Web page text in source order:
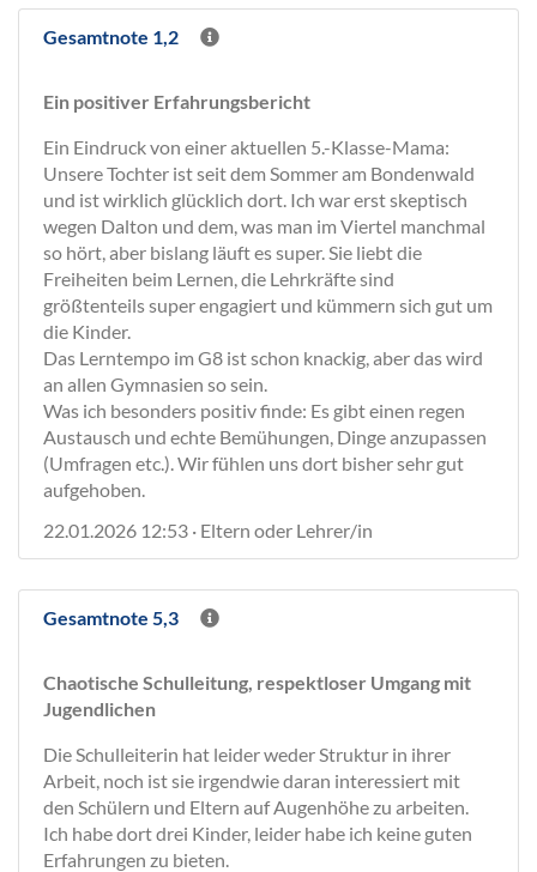
Gesamtnote 1,2
Ein positiver Erfahrungsbericht
Ein Eindruck von einer aktuellen 5.-Klasse-Mama:
Unsere Tochter ist seit dem Sommer am Bondenwald
und ist wirklich glücklich dort. Ich war erst skeptisch
wegen Dalton und dem, was man im Viertel manchmal
so hört, aber bislang läuft es super. Sie liebt die
Freiheiten beim Lernen, die Lehrkräfte sind
größtenteils super engagiert und kümmern sich gut um
die Kinder.
Das Lerntempo im G8 ist schon knackig, aber das wird
an allen Gymnasien so sein.
Was ich besonders positiv finde: Es gibt einen regen
Austausch und echte Bemühungen, Dinge anzupassen
(Umfragen etc.). Wir fühlen uns dort bisher sehr gut
aufgehoben.
22.01.2026 12:53 · Eltern oder Lehrer/in
Gesamtnote 5,3
Chaotische Schulleitung, respektloser Umgang mit
Jugendlichen
Die Schulleiterin hat leider weder Struktur in ihrer
Arbeit, noch ist sie irgendwie daran interessiert mit
den Schülern und Eltern auf Augenhöhe zu arbeiten.
Ich habe dort drei Kinder, leider habe ich keine guten
Erfahrungen zu bieten.